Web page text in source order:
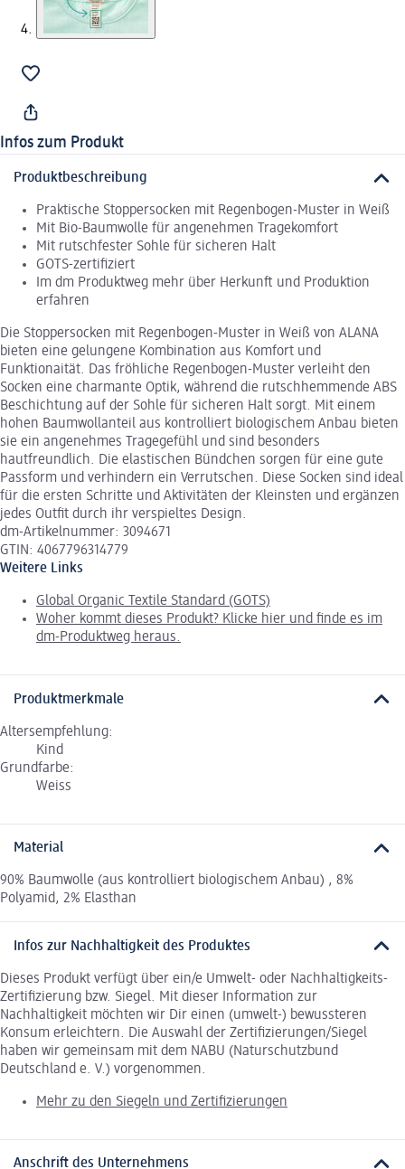
Infos zum Produkt
Produktbeschreibung
Praktische Stoppersocken mit Regenbogen-Muster in Weiß
Mit Bio-Baumwolle für angenehmen Tragekomfort
Mit rutschfester Sohle für sicheren Halt
GOTS-zertifiziert
Im dm Produktweg mehr über Herkunft und Produktion
erfahren
Die Stoppersocken mit Regenbogen-Muster in Weiß von ALANA
bieten eine gelungene Kombination aus Komfort und
Funktionaität. Das fröhliche Regenbogen-Muster verleiht den
Socken eine charmante Optik, während die rutschhemmende ABS
Beschichtung auf der Sohle für sicheren Halt sorgt. Mit einem
hohen Baumwollanteil aus kontrolliert biologischem Anbau bieten
sie ein angenehmes Tragegefühl und sind besonders
hautfreundlich. Die elastischen Bündchen sorgen für eine gute
Passform und verhindern ein Verrutschen. Diese Socken sind ideal
für die ersten Schritte und Aktivitäten der Kleinsten und ergänzen
jedes Outfit durch ihr verspieltes Design.
dm-Artikelnummer: 3094671
GTIN: 4067796314779
Weitere Links
Global Organic Textile Standard (GOTS)
Woher kommt dieses Produkt? Klicke hier und finde es im
dm-Produktweg heraus.
Produktmerkmale
Altersempfehlung:
Kind
Grundfarbe:
Weiss
Material
90% Baumwolle (aus kontrolliert biologischem Anbau) , 8%
Polyamid, 2% Elasthan
Infos zur Nachhaltigkeit des Produktes
Dieses Produkt verfügt über ein/e Umwelt- oder Nachhaltigkeits-
Zertifizierung bzw. Siegel. Mit dieser Information zur
Nachhaltigkeit möchten wir Dir einen (umwelt-) bewussteren
Konsum erleichtern. Die Auswahl der Zertifizierungen/Siegel
haben wir gemeinsam mit dem NABU (Naturschutzbund
Deutschland e. V.) vorgenommen.
Mehr zu den Siegeln und Zertifizierungen
Anschrift des Unternehmens